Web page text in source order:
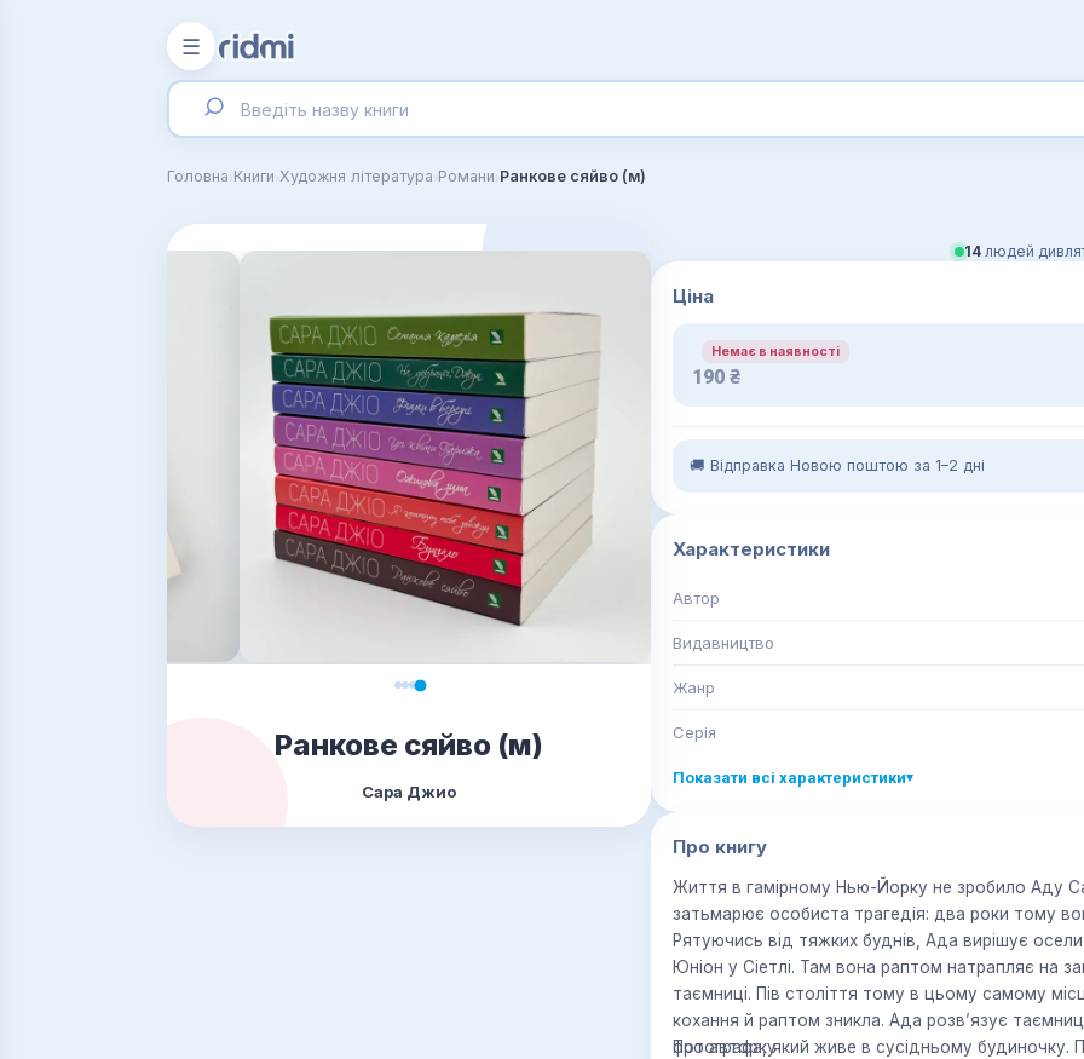
☰
Головна›Книги›Художня література›Романи›Ранкове сяйво (м)
Ранкове сяйво (м)
Сара Джио
14 людей
Ціна
Немає в наявності
190 ₴
🚚 Відправка Новою поштою за 1–2 дні
Характеристики
Автор
Видавництво
Жанр
Серія
Показати всі характеристики▾
Про книгу
Життя в гамірному Нью-Йорку не зробило Аду
затьмарює особиста трагедія: два роки тому
Рятуючись від тяжких буднів, Ада вирішує
Юніон у Сіетлі. Там вона раптом натрапляє на
таємниці. Пів століття тому в цьому самому
кохання й раптом зникла. Ада розв’язує
фотографа, який живе в сусідньому будиночку.
Про авторку